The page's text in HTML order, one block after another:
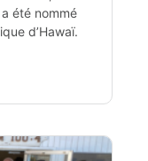
été nommé
d’Hawaï.